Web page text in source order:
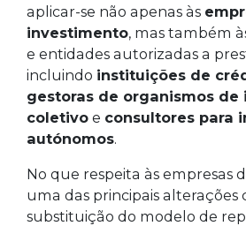
aplicar-se não apenas às
investimento, mas também
e entidades autorizadas a
incluindo instituições de
gestoras de organismos
coletivo e consultores para
autónomos.
No que respeita às empresas
uma das principais alterações
substituição do modelo de